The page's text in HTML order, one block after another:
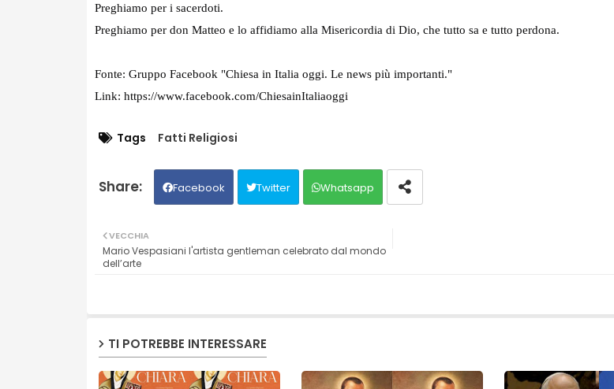
Preghiamo per i sacerdoti.
Preghiamo per don Matteo e lo affidiamo alla Misericordia di Dio, che tutto sa e tutto perdona.
Fonte: Gruppo Facebook "Chiesa in Italia oggi. Le news più importanti."
Link: https://www.facebook.com/ChiesainItaliaoggi
Tags Fatti Religiosi
Facebook Twitter Whatsapp
VECCHIA
Mario Vespasiani l'artista gentleman celebrato dal mondo
dell’arte
TI POTREBBE INTERESSARE